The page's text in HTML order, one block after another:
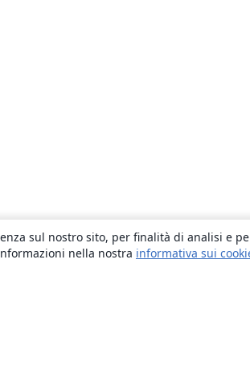
sul nostro sito, per finalità di analisi e
nella nostra informativa sui